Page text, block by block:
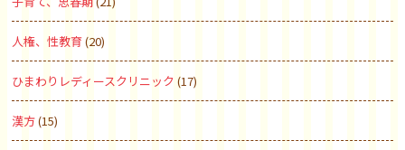
人権、性教育(20)
ひまわりレディースクリニック (17)
漢方(15)